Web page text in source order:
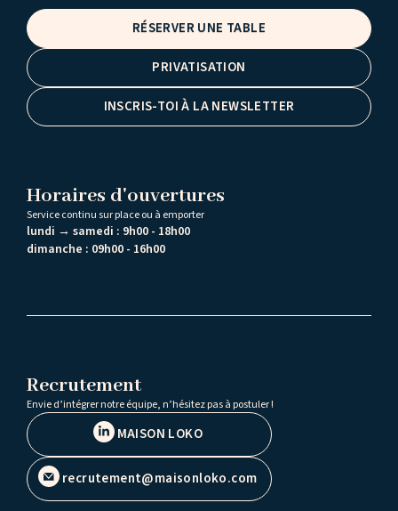
RÉSERVER UNE TABLE
PRIVATISATION
INSCRIS-TOI À LA NEWSLETTER
Recrutement
Envie d’intégrer notre équipe, n’hésitez pas à postuler !
MAISON LOKO
recrutement@maisonloko.com
Horaires d'ouvertures
Service continu sur place ou à emporter
lundi → samedi : 9h00 - 18h00
dimanche : 09h00 - 16h00